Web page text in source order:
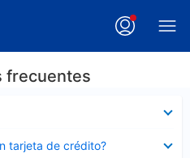
frecuentes
tarjeta de crédito?